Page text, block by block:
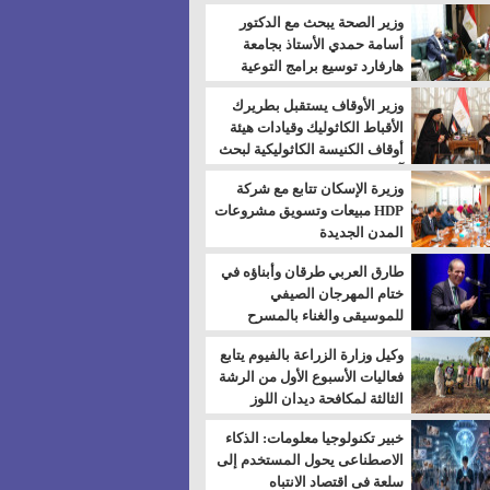
بالسويس
وزير الصحة يبحث مع الدكتور
أسامة حمدي الأستاذ بجامعة
هارفارد توسيع برامج التوعية
بمرض السكري
وزير الأوقاف يستقبل بطريرك
الأقباط الكاثوليك وقيادات هيئة
أوقاف الكنيسة الكاثوليكية لبحث
آفاق التعاون المشترك
وزيرة الإسكان تتابع مع شركة
HDP مبيعات وتسويق مشروعات
المدن الجديدة
طارق العربي طرقان وأبناؤه في
ختام المهرجان الصيفي
للموسيقى والغناء بالمسرح
المكشوف
وكيل وزارة الزراعة بالفيوم يتابع
فعاليات الأسبوع الأول من الرشة
الثالثة لمكافحة ديدان اللوز
للقطن
خبير تكنولوجيا معلومات: الذكاء
الاصطناعى يحول المستخدم إلى
سلعة فى اقتصاد الانتباه